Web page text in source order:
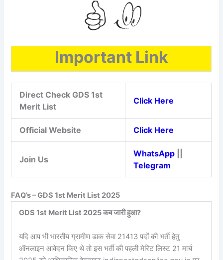
Important Link
Direct Check GDS 1st
Merit List
Click Here
Official Website Click Here
Join Us
WhatsApp
Telegram
FAQ’s – GDS 1st Merit List 2025
GDS 1st Merit List 2025 कब जारी हुआ?
यदि आप भी भारतीय ग्रामीण डाक सेवा 21413 पदों की भर्ती हेतु
ऑनलाइन आवेदन किए थे तो इस भर्ती की पहली मेरिट लिस्ट 21 मार्च